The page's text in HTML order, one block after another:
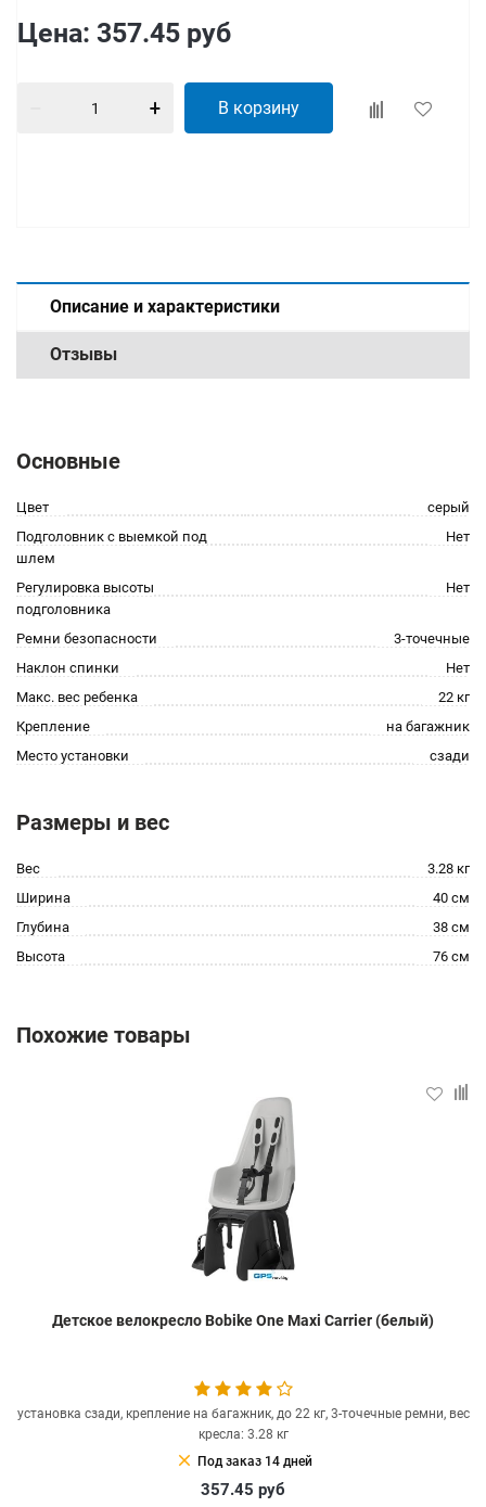
Цена: 357.45 руб
В корзину
Описание и характеристики
Отзывы
Основные
Цвет
серый
Подголовник с выемкой под
шлем
Нет
Регулировка высоты
подголовника
Нет
Ремни безопасности
3-точечные
Наклон спинки
Нет
Макс. вес ребенка
22 кг
Крепление
на багажник
Место установки
сзади
Размеры и вес
Вес
3.28 кг
Ширина
40 см
Глубина
38 см
Высота
76 см
Похожие товары
Детское велокресло Bobike One Maxi Carrier (белый)
установка сзади, крепление на багажник, до 22 кг, 3-точечные ремни, вес
кресла: 3.28 кг
clear Под заказ 14 дней
357.45 руб